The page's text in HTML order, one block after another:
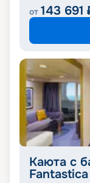
от 143 691
Каюта с
Fantastica